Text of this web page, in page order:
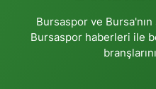
Bursaspor ve
Bursaspor haberleri ile